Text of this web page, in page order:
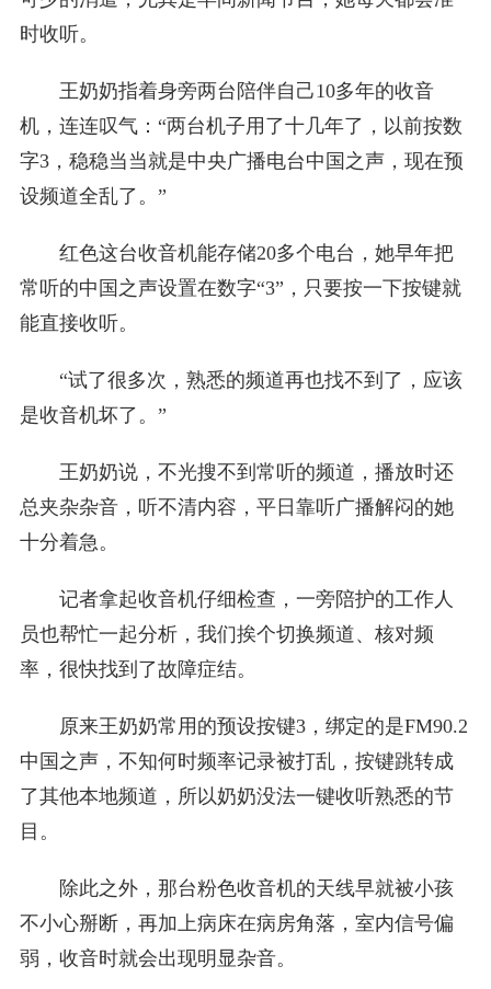
时收听。
王奶奶指着身旁两台陪伴自己10多年的收音
机，连连叹气：“两台机子用了十几年了，以前按数
字3，稳稳当当就是中央广播电台中国之声，现在预
设频道全乱了。”
红色这台收音机能存储20多个电台，她早年把
常听的中国之声设置在数字“3”，只要按一下按键就
能直接收听。
“试了很多次，熟悉的频道再也找不到了，应该
是收音机坏了。”
王奶奶说，不光搜不到常听的频道，播放时还
总夹杂杂音，听不清内容，平日靠听广播解闷的她
十分着急。
记者拿起收音机仔细检查，一旁陪护的工作人
员也帮忙一起分析，我们挨个切换频道、核对频
率，很快找到了故障症结。
原来王奶奶常用的预设按键3，绑定的是FM90.2
中国之声，不知何时频率记录被打乱，按键跳转成
了其他本地频道，所以奶奶没法一键收听熟悉的节
目。
除此之外，那台粉色收音机的天线早就被小孩
不小心掰断，再加上病床在病房角落，室内信号偏
弱，收音时就会出现明显杂音。